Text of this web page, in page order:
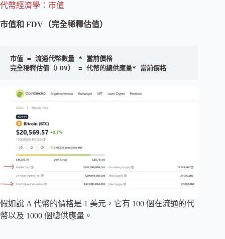
代幣經濟學：市值
市值和 FDV（完全稀釋估值）
市值 = 流通代幣數量 * 當前價格
完全稀釋估值（FDV） = 代幣的總供應量* 當前價格
假如說 A 代幣的價格是 1 美元，它有 100 個在流通的代
幣以及 1000 個總供應量。